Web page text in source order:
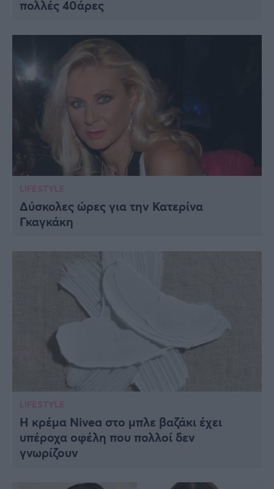
πολλές 40άρες
LIFESTYLE
Δύσκολες ώρες για την Κατερίνα
Γκαγκάκη
LIFESTYLE
Η κρέμα Nivea στο μπλε βαζάκι έχει
υπέροχα οφέλη που πολλοί δεν
γνωρίζουν